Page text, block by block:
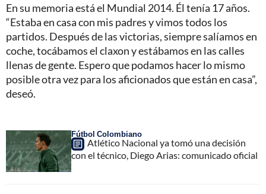
En su memoria está el Mundial 2014. Él tenía 17 años.
“Estaba en casa con mis padres y vimos todos los
partidos. Después de las victorias, siempre salíamos en
coche, tocábamos el claxon y estábamos en las calles
llenas de gente. Espero que podamos hacer lo mismo
posible otra vez para los aficionados que están en casa”,
deseó.
Fútbol Colombiano
Atlético Nacional ya tomó una decisión
con el técnico, Diego Arias: comunicado oficial